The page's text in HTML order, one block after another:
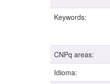
Keywords:
CNPq areas:
Idioma: